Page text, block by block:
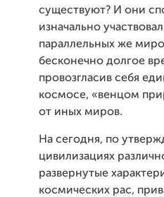
существуют? И они
изначально
параллельных же
бесконечно долгое
провозгласив себя
космосе, «венцом
от иных миров.
На сегодня, по
цивилизациях
развернутые
космических рас,